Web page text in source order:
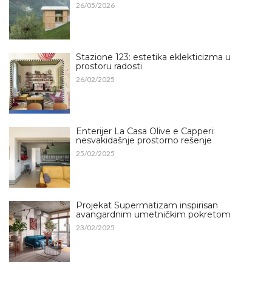
26/05/2026
Stazione 123: estetika eklekticizma u
prostoru radosti
26/02/2025
Enterijer La Casa Olive e Capperi:
nesvakidašnje prostorno rešenje
25/02/2025
Projekat Supermatizam inspirisan
avangardnim umetničkim pokretom
23/02/2025